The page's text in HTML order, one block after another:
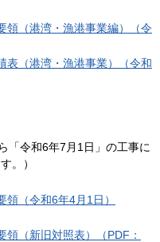
領（港湾・漁港事業編）（令
表（港湾・漁港事業）（令和
「令和6年7月1日」の工事に
。）
領（令和6年4月1日）
領（新旧対照表）（PDF：